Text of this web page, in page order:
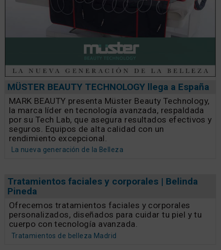
MÜSTER BEAUTY TECHNOLOGY llega a España
MARK BEAUTY presenta Müster Beauty Technology,
la marca líder en tecnología avanzada, respaldada
por su Tech Lab, que asegura resultados efectivos y
seguros. Equipos de alta calidad con un
rendimiento excepcional.
La nueva generación de la Belleza
Tratamientos faciales y corporales | Belinda
Pineda
Ofrecemos tratamientos faciales y corporales
personalizados, diseñados para cuidar tu piel y tu
cuerpo con tecnología avanzada.
Tratamientos de belleza Madrid